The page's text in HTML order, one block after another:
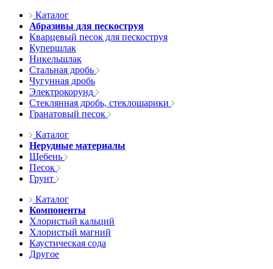
Каталог
Абразивы для пескоструя
Кварцевый песок для пескоструя
Купершлак
Никельшлак
Стальная дробь
Чугунная дробь
Электрокорунд
Стеклянная дробь, стеклошарики
Гранатовый песок
Каталог
Нерудные материалы
Щебень
Песок
Грунт
Каталог
Компоненты
Хлористый кальций
Хлористый магний
Каустическая сода
Другое